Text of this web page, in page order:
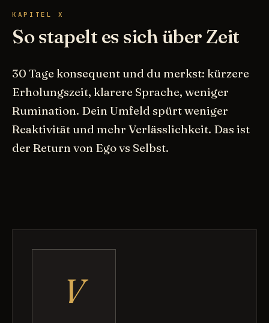
KAPITEL X
So stapelt es sich über Zeit
30 Tage konsequent und du merkst: kürzere
Erholungszeit, klarere Sprache, weniger
Rumination. Dein Umfeld spürt weniger
Reaktivität und mehr Verlässlichkeit. Das ist
der Return von Ego vs Selbst.
V